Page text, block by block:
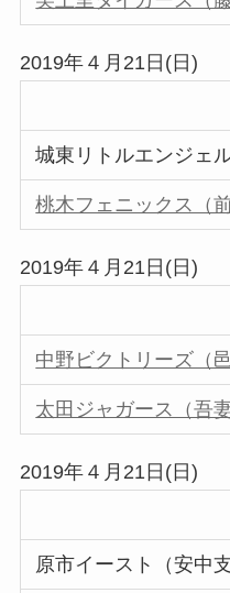
2019年４月21日(日)
城東リトルエンジェ
桃木フェニックス（
2019年４月21日(日)
中野ビクトリーズ（
太田ジャガース（吾
2019年４月21日(日)
原市イースト（安中支